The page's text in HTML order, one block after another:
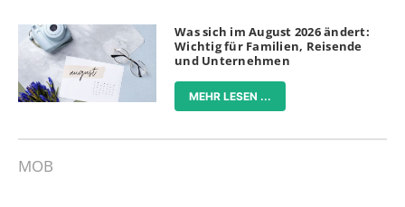
Was sich im August 2026 ändert:
Wichtig für Familien, Reisende
und Unternehmen
MEHR LESEN ...
MOB